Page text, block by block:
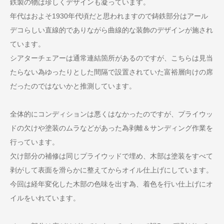
鉄製の物は珍しくデザインも凝っています。
年代はおよそ1930年代頃だと思われますので鋳鉄部分はアール
デコらしい直線的でありながら曲線的な装飾のデザインが施され
ています。
シアターチェアーは通常連結箇所があるのですが、こちらは見当
たらない為ゆったりとした間隔で設置されていた富裕層向けの席
だったのではないかと推測しています。
全体的にコンディションは悪くはなかったのですが、プライウッ
ドの欠けや塗装のムラなどがあった為剥離＆サンディング作業を
行っています。
欠け部分の補修は同じプライウッドで埋め、木部は塗装をすべて
剥がして表面を滑らかに整えてからオイル仕上げにしています。
今回は経年変化した木部の色味を出す為、着色を行い仕上げにオ
イルをいれています。